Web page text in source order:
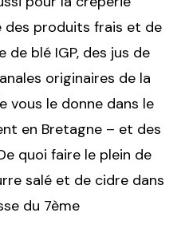
des produits frais et de
de blé IGP, des jus de
originaires de la
vous le donne dans le
en Bretagne – et des
quoi faire le plein de
salé et de cidre dans
du 7ème